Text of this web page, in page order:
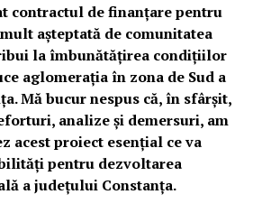
contractul de finanțare pentru
așteptată de comunitatea
la îmbunătățirea condițiilor
aglomerația în zona de Sud a
Mă bucur nespus că, în sfârșit,
analize și demersuri, am
acest proiect esențial ce va
pentru dezvoltarea
a județului Constanța.